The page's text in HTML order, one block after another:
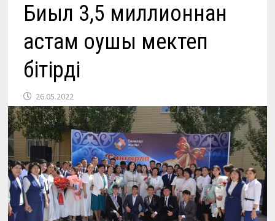
Биыл 3,5 миллионнан
астам оқушы мектеп
бітірді
26.05.2022